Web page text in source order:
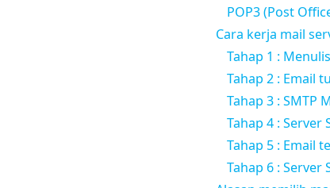
POP3 (Post
Cara kerja mail
Tahap 1 :
Tahap 2 : Email
Tahap 3 : SMTP
Tahap 4 :
Tahap 5 : Email
Tahap 6 :